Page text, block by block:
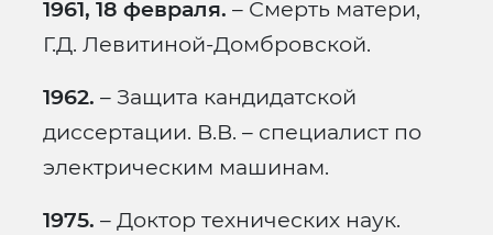
1961, 18 февраля. – Смерть матери,
Г.Д. Левитиной-Домбровской.
1962. – Защита кандидатской
диссертации. В.В. – специалист по
электрическим машинам.
1975. – Доктор технических наук.